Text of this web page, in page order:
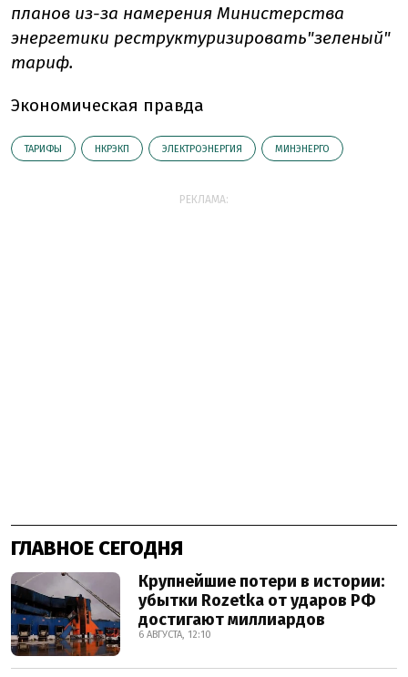
планов из-за намерения Министерства
энергетики реструктуризировать"зеленый"
тариф.
Экономическая правда
ТАРИФЫ НКРЭКП ЭЛЕКТРОЭНЕРГИЯ МИНЭНЕРГО
РЕКЛАМА:
ГЛАВНОЕ СЕГОДНЯ
Крупнейшие потери в истории:
убытки Rozetka от ударов РФ
достигают миллиардов
6 АВГУСТА, 12:10